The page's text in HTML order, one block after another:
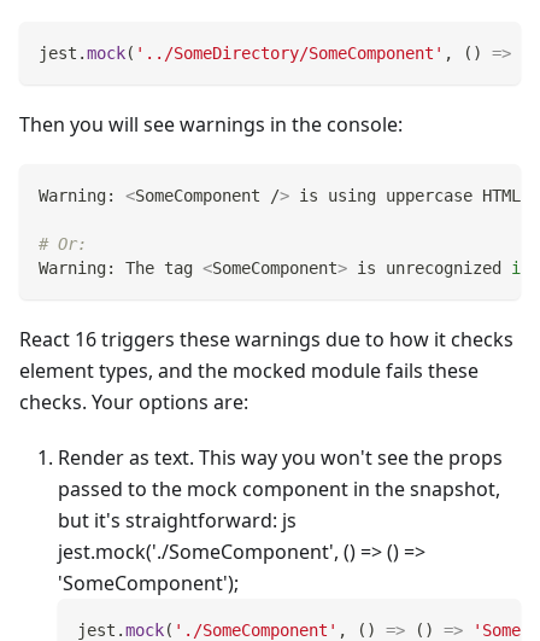
jest .mock( '../SomeDirectory/SomeComponent' , ( ) =>
Then you will see warnings in the console:
Warning: <SomeComponent /> is using uppercase
# Or:
Warning: The tag <SomeComponent> is unrecognized in
React 16 triggers these warnings due to how it checks
element types, and the mocked module fails these
checks. Your options are:
Render as text. This way you won't see the props
passed to the mock component in the snapshot,
but it's straightforward: js
jest.mock('./SomeComponent', () => () =>
'SomeComponent');
jest .mock( './SomeComponent' , ( ) => ( ) =>